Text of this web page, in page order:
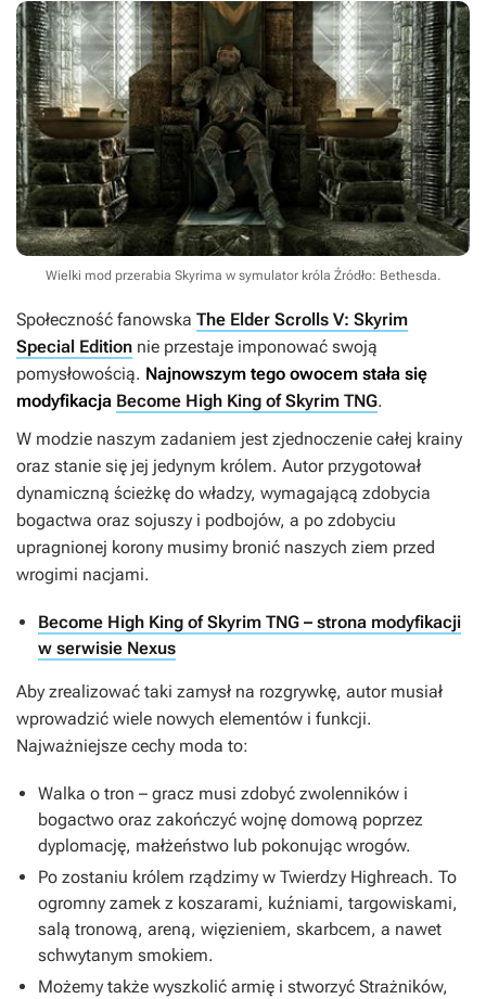
Wielki mod przerabia Skyrima w symulator króla Źródło: Bethesda.
Społeczność fanowska The Elder Scrolls V: Skyrim
Special Edition nie przestaje imponować swoją
pomysłowością. Najnowszym tego owocem stała się
modyfikacja Become High King of Skyrim TNG.
W modzie naszym zadaniem jest zjednoczenie całej krainy
oraz stanie się jej jedynym królem. Autor przygotował
dynamiczną ścieżkę do władzy, wymagającą zdobycia
bogactwa oraz sojuszy i podbojów, a po zdobyciu
upragnionej korony musimy bronić naszych ziem przed
wrogimi nacjami.
Become High King of Skyrim TNG – strona modyfikacji
w serwisie Nexus
Aby zrealizować taki zamysł na rozgrywkę, autor musiał
wprowadzić wiele nowych elementów i funkcji.
Najważniejsze cechy moda to:
Walka o tron – gracz musi zdobyć zwolenników i
bogactwo oraz zakończyć wojnę domową poprzez
dyplomację, małżeństwo lub pokonując wrogów.
Po zostaniu królem rządzimy w Twierdzy Highreach. To
ogromny zamek z koszarami, kuźniami, targowiskami,
salą tronową, areną, więzieniem, skarbcem, a nawet
schwytanym smokiem.
Możemy także wyszkolić armię i stworzyć Strażników,